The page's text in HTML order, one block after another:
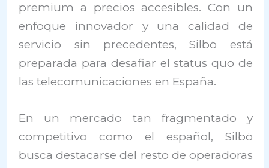
premium a precios accesibles. Con un
enfoque innovador y una calidad de
servicio sin precedentes, Silbö está
preparada para desafiar el status quo de
las telecomunicaciones en España.
En un mercado tan fragmentado y
competitivo como el español, Silbö
busca destacarse del resto de operadoras